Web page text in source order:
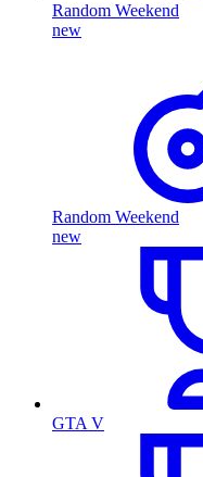
Random Weekend
new
Random Weekend
new
GTA V